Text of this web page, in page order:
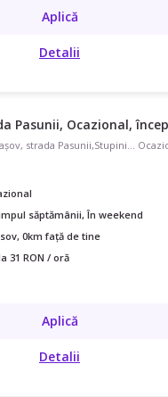
Aplică
Detalii
săptămânii, În weekend
0km față de tine
31 RON / oră
Aplică
Detalii